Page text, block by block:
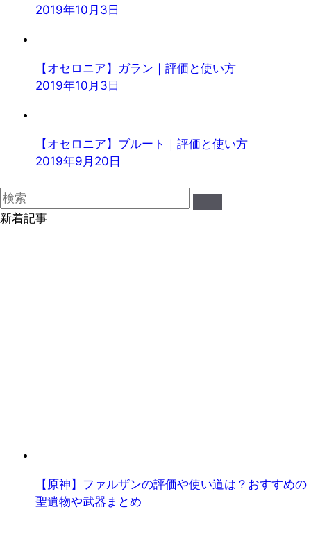
2019年10月3日
【オセロニア】ガラン｜評価と使い方
2019年10月3日
【オセロニア】ブルート｜評価と使い方
2019年9月20日
新着記事
【原神】ファルザンの評価や使い道は？おすすめの
聖遺物や武器まとめ